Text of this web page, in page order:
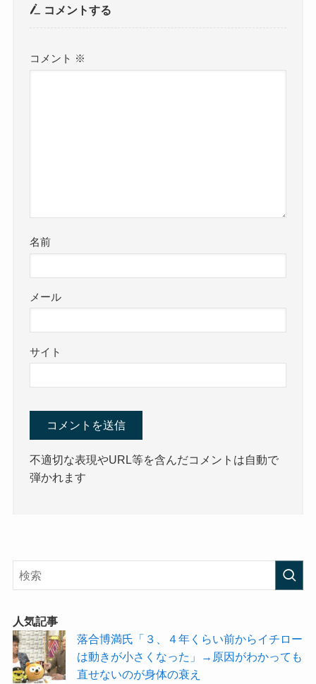
コメントする
コメント ※
名前
メール
サイト
不適切な表現やURL等を含んだコメントは自動で
弾かれます
人気記事
落合博満氏「３、４年くらい前からイチロー
は動きが小さくなった」→原因がわかっても
直せないのが身体の衰え